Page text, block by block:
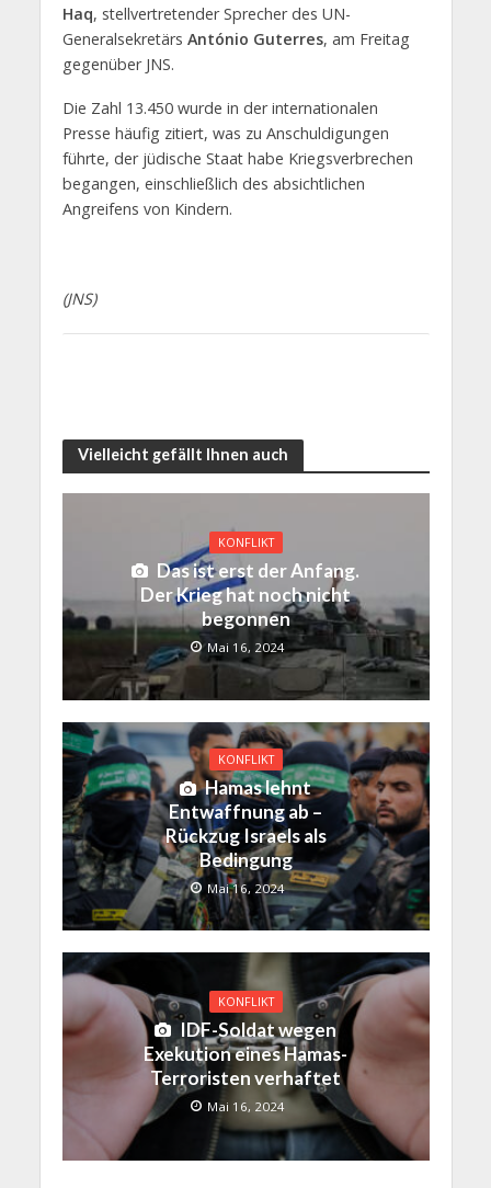
Haq, stellvertretender Sprecher des UN-
Generalsekretärs António Guterres, am Freitag
gegenüber JNS.
Die Zahl 13.450 wurde in der internationalen
Presse häufig zitiert, was zu Anschuldigungen
führte, der jüdische Staat habe Kriegsverbrechen
begangen, einschließlich des absichtlichen
Angreifens von Kindern.
(JNS)
Vielleicht gefällt Ihnen auch
KONFLIKT
Das ist erst der Anfang.
Der Krieg hat noch nicht
begonnen
Mai 16, 2024
KONFLIKT
Hamas lehnt
Entwaffnung ab –
Rückzug Israels als
Bedingung
Mai 16, 2024
KONFLIKT
IDF-Soldat wegen
Exekution eines Hamas-
Terroristen verhaftet
Mai 16, 2024